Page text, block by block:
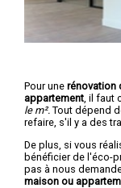
Pour une rénovation
appartement , il faut
le m². Tout dépend
refaire, s'il y a des
De plus, si vous
bénéficier de l'éco-
pas à nous
maison ou